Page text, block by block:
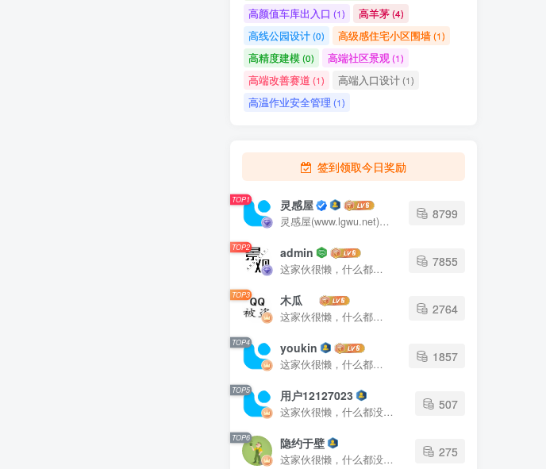
高颜值车库出入口 (1) 高羊茅(4)
高线公园设计(0) 高级感住宅小区围墙(1)
高精度建模(0) 高端社区景观 (1)
高端改善赛道 (1) 高端入口设计(1)
高温作业安全管理 (1)
签到领取今日奖励
TOP1 灵感屋
灵感屋(www.lgwu.net)尽可能为每一位设计师提供更全面、更精致、更具有创意感的设计素材。努力成为景观设计师展示实力和互相学习的优质网络资源发布平台。
8799
TOP2 admin
这家伙很懒，什么都没有写...
7855
TOP3 木瓜
这家伙很懒，什么都没有写...
2764
TOP4 youkin
这家伙很懒，什么都没有写...
1857
TOP5 用户12127023
这家伙很懒，什么都没有写...
507
TOP6 隐约于壁
这家伙很懒，什么都没有写...
275